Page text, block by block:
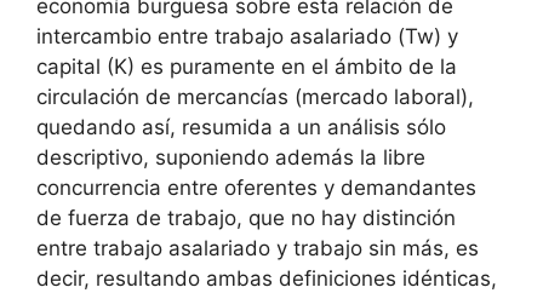
economía burguesa sobre esta relación de
intercambio entre trabajo asalariado (Tw) y
capital (K) es puramente en el ámbito de la
circulación de mercancías (mercado laboral),
quedando así, resumida a un análisis sólo
descriptivo, suponiendo además la libre
concurrencia entre oferentes y demandantes
de fuerza de trabajo, que no hay distinción
entre trabajo asalariado y trabajo sin más, es
decir, resultando ambas definiciones idénticas,